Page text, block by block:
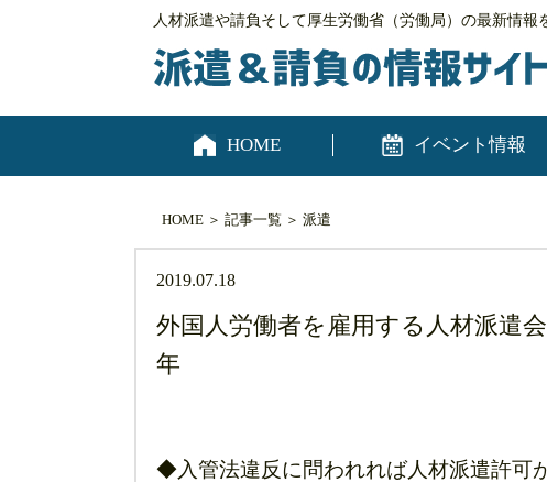
人材派遣や請負そして厚生労働省（労働局）の最新情報
HOME イベント情報
HOME ＞ 記事一覧 ＞ 派遣
2019.07.18
外国人労働者を雇用する人材派遣
年
◆入管法違反に問われれば人材派遣許可